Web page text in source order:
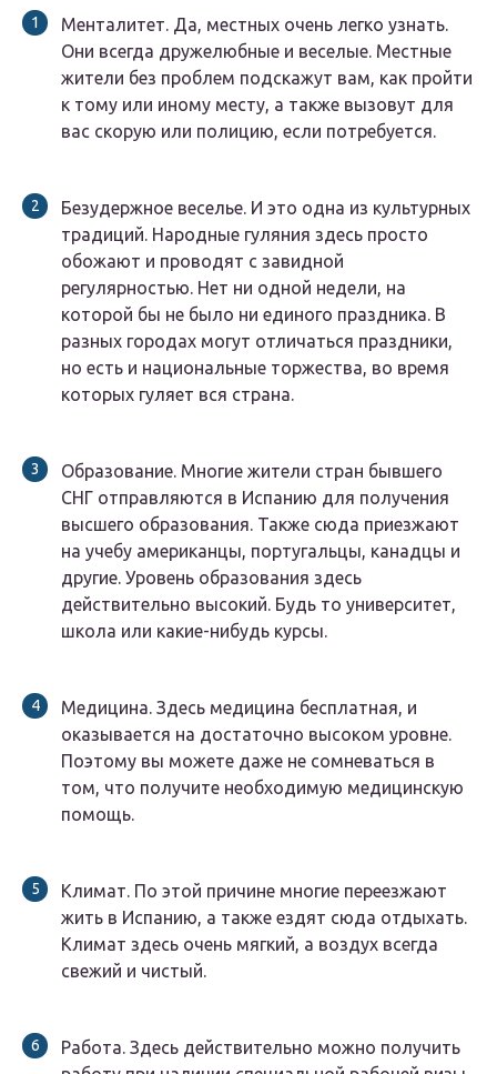
Менталитет. Да, местных очень легко узнать.
Они всегда дружелюбные и веселые. Местные
жители без проблем подскажут вам, как пройти
к тому или иному месту, а также вызовут для
вас скорую или полицию, если потребуется.
Безудержное веселье. И это одна из культурных
традиций. Народные гуляния здесь просто
обожают и проводят с завидной
регулярностью. Нет ни одной недели, на
которой бы не было ни единого праздника. В
разных городах могут отличаться праздники,
но есть и национальные торжества, во время
которых гуляет вся страна.
Образование. Многие жители стран бывшего
СНГ отправляются в Испанию для получения
высшего образования. Также сюда приезжают
на учебу американцы, португальцы, канадцы и
другие. Уровень образования здесь
действительно высокий. Будь то университет,
школа или какие-нибудь курсы.
Медицина. Здесь медицина бесплатная, и
оказывается на достаточно высоком уровне.
Поэтому вы можете даже не сомневаться в
том, что получите необходимую медицинскую
помощь.
Климат. По этой причине многие переезжают
жить в Испанию, а также ездят сюда отдыхать.
Климат здесь очень мягкий, а воздух всегда
свежий и чистый.
Работа. Здесь действительно можно получить